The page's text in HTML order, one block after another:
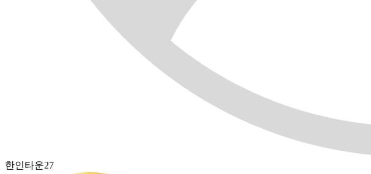
한인타운27